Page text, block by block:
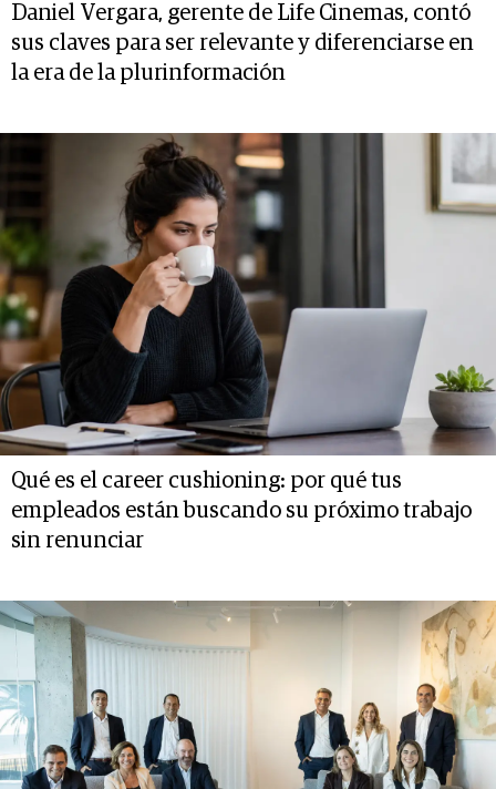
Daniel Vergara, gerente de Life Cinemas, contó
sus claves para ser relevante y diferenciarse en
la era de la plurinformación
Qué es el career cushioning: por qué tus
empleados están buscando su próximo trabajo
sin renunciar